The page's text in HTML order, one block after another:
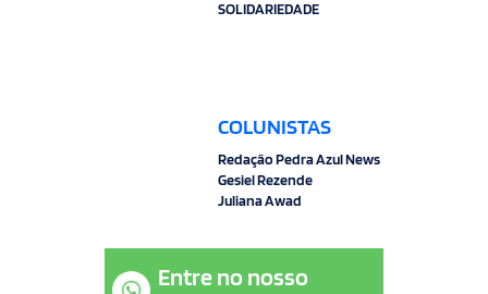
SOLIDARIEDADE
COLUNISTAS
Redação Pedra Azul News
Gesiel Rezende
Juliana Awad
Entre no nosso